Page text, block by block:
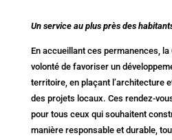
Un service au plus près des
En accueillant ces permanences,
volonté de favoriser un
territoire, en plaçant l’architecture
des projets locaux. Ces rendez-
pour tous ceux qui souhaitent
manière responsable et durable,